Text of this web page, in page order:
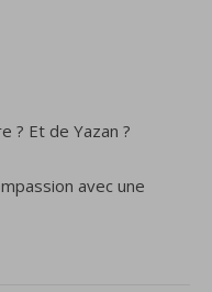
? Et de Yazan ?
avec une